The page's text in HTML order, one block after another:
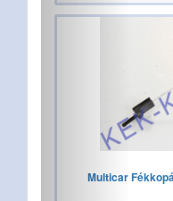
Multicar